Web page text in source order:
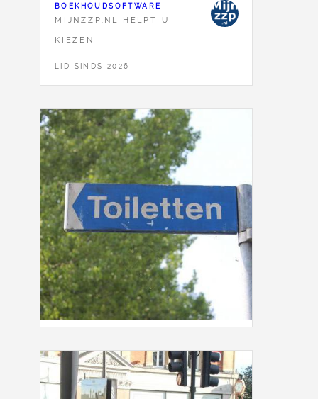
BOEKHOUDSOFTWARE
MIJNZZP.NL HELPT U
KIEZEN
LID SINDS 2026